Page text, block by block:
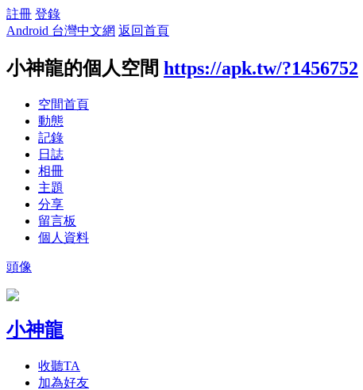
註冊 登錄
Android 台灣中文網 返回首頁
小神龍的個人空間 https://apk.tw/?1456752
空間首頁
動態
記錄
日誌
相冊
主題
分享
留言板
個人資料
頭像
小神龍
收聽TA
加為好友